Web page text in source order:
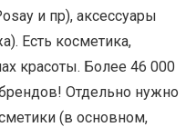
и пр), аксессуары
Есть косметика,
красоты. Более 46 000
Отдельно нужно
(в основном,